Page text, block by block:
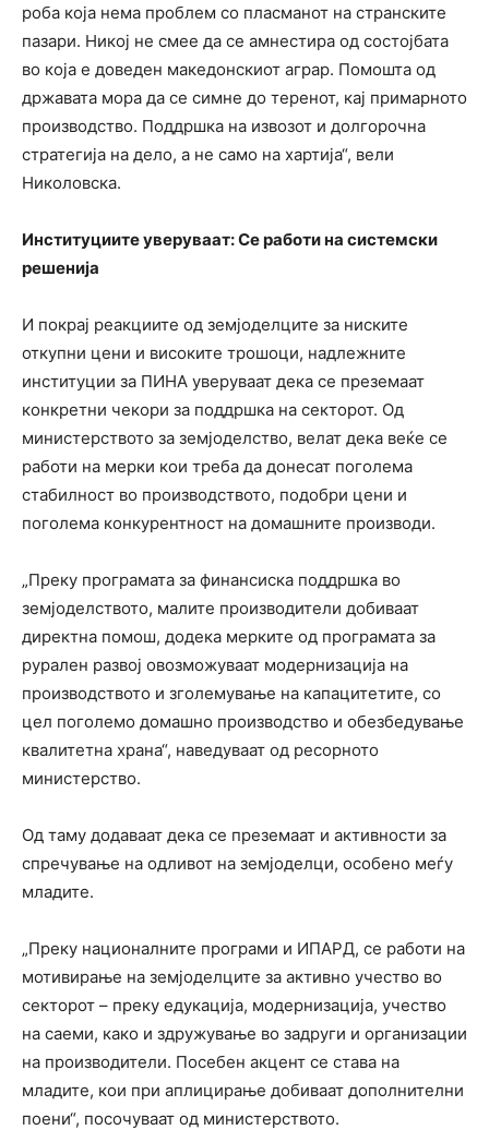
роба која нема проблем со пласманот на странските
пазари. Никој не смее да се амнестира од состојбата
во која е доведен македонскиот аграр. Помошта од
државата мора да се симне до теренот, кај примарното
производство. Поддршка на извозот и долгорочна
стратегија на дело, а не само на хартија“, вели
Николовска.
Институциите уверуваат: Се работи на системски
решенија
И покрај реакциите од земјоделците за ниските
откупни цени и високите трошоци, надлежните
институции за ПИНА уверуваат дека се преземаат
конкретни чекори за поддршка на секторот. Од
министерството за земјоделство, велат дека веќе се
работи на мерки кои треба да донесат поголема
стабилност во производството, подобри цени и
поголема конкурентност на домашните производи.
„Преку програмата за финансиска поддршка во
земјоделството, малите производители добиваат
директна помош, додека мерките од програмата за
рурален развој овозможуваат модернизација на
производството и зголемување на капацитетите, со
цел поголемо домашно производство и обезбедување
квалитетна храна“, наведуваат од ресорното
министерство.
Од таму додаваат дека се преземаат и активности за
спречување на одливот на земјоделци, особено меѓу
младите.
„Преку националните програми и ИПАРД, се работи на
мотивирање на земјоделците за активно учество во
секторот – преку едукација, модернизација, учество
на саеми, како и здружување во задруги и организации
на производители. Посебен акцент се става на
младите, кои при аплицирање добиваат дополнителни
поени“, посочуваат од министерството.